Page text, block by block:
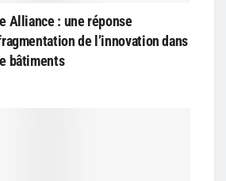
Alliance : une réponse
de l’innovation dans
bâtiments